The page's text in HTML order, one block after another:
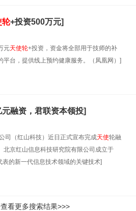
轮+投资500万元]
元天使轮+投资，资金将全部用于技师的补
平台，提供线上预约健康服务。（凤凰网）]
元融资，君联资本领投]
司（红山科技）近日正式宣布完成天使轮融
北京红山信息科技研究院有限公司成立于
的新一代信息技术领域的关键技术]
看更多搜索结果>>>